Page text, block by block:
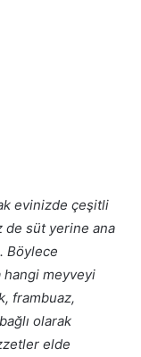
evinizde çeşitli
de süt yerine ana
Böylece
hangi meyveyi
frambuaz,
olarak
elde